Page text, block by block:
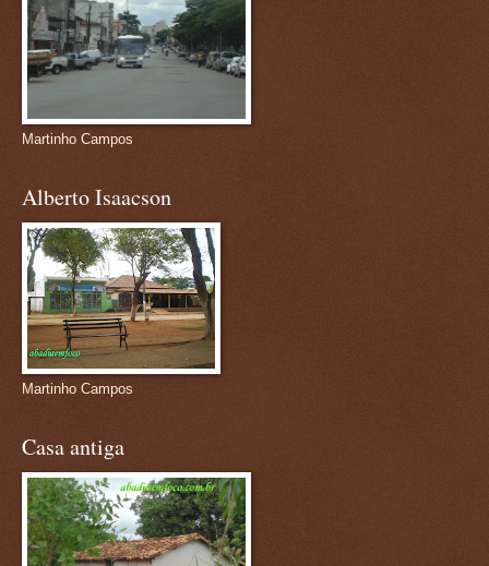
Martinho Campos
Alberto Isaacson
Martinho Campos
Casa antiga